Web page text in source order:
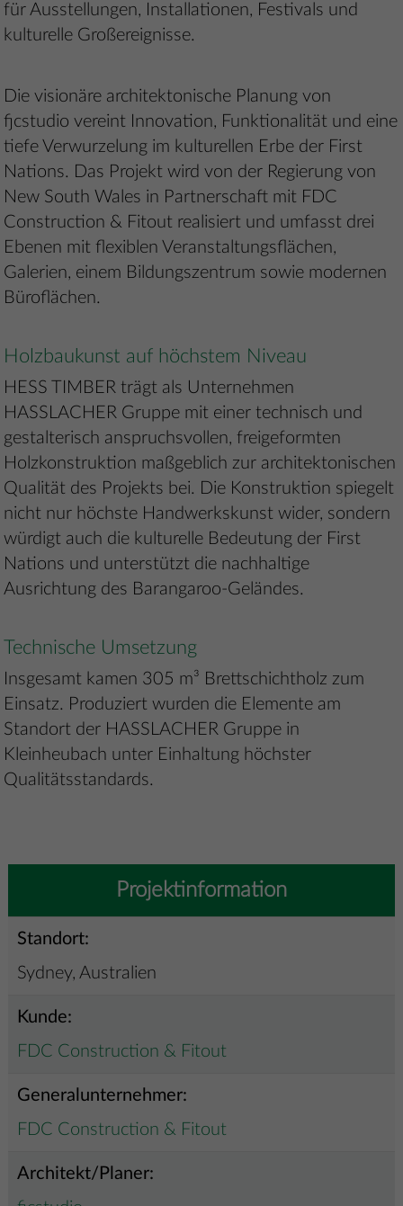
für Ausstellungen, Installationen, Festivals und
kulturelle Großereignisse.
Die visionäre architektonische Planung von
fjcstudio vereint Innovation, Funktionalität und eine
tiefe Verwurzelung im kulturellen Erbe der First
Nations. Das Projekt wird von der Regierung von
New South Wales in Partnerschaft mit FDC
Construction & Fitout realisiert und umfasst drei
Ebenen mit flexiblen Veranstaltungsflächen,
Galerien, einem Bildungszentrum sowie modernen
Büroflächen.
Holzbaukunst auf höchstem Niveau
HESS TIMBER trägt als Unternehmen
HASSLACHER Gruppe mit einer technisch und
gestalterisch anspruchsvollen, freigeformten
Holzkonstruktion maßgeblich zur architektonischen
Qualität des Projekts bei. Die Konstruktion spiegelt
nicht nur höchste Handwerkskunst wider, sondern
würdigt auch die kulturelle Bedeutung der First
Nations und unterstützt die nachhaltige
Ausrichtung des Barangaroo-Geländes.
Technische Umsetzung
Insgesamt kamen 305 m³ Brettschichtholz zum
Einsatz. Produziert wurden die Elemente am
Standort der HASSLACHER Gruppe in
Kleinheubach unter Einhaltung höchster
Qualitätsstandards.
Projektinformation
Standort:
Sydney, Australien
Kunde:
FDC Construction & Fitout
Generalunternehmer:
FDC Construction & Fitout
Architekt/Planer: